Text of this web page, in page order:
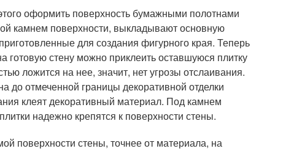
оформить поверхность бумажными полотнами
камнем поверхности, выкладывают основную
для создания фигурного края. Теперь
готовую стену можно приклеить оставшуюся плитку
ложится на нее, значит, нет угрозы отслаивания.
до отмеченной границы декоративной отделки
клеят декоративный материал. Под камнем
надежно крепятся к поверхности стены.
поверхности стены, точнее от материала, на